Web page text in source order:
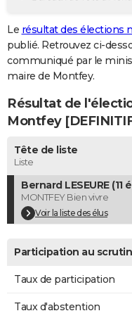
GUIDES D'ACHAT
BONS PLANS
CARTE DE VOEUX
Carte de Noël
Carte Bonne année
Carte Saint-Valentin
Carte Pâques
Carte d'anniversaire
DICTIONNAIRE
Dictionnaire
Biographies
Citations
Expressions
Proverbes
PROGRAMME TV
COPAINS D'AVANT
S'inscrire
Se connecter
Lycées
Collèges
Primaires
Universités
Entreprises
Service militaire
Avis de recherche
AVIS DE DÉCÈS
FORUM
Le résultat des élections
publié. Retrouvez ci-
communiqué par le
maire de Montfey.
Résultat de
Montfey
Tête de liste
Liste
Bernard LESEURE (11
MONTFEY Bien vivre
Voir la liste des élus
Participation au scrutin
Taux de participation
Taux d'abstention